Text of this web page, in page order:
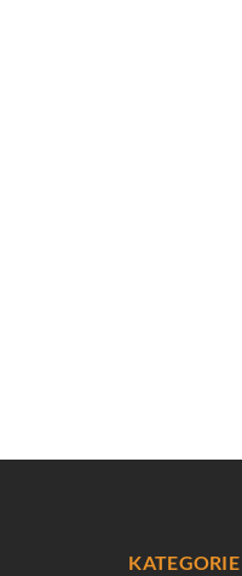
KATEGORIE